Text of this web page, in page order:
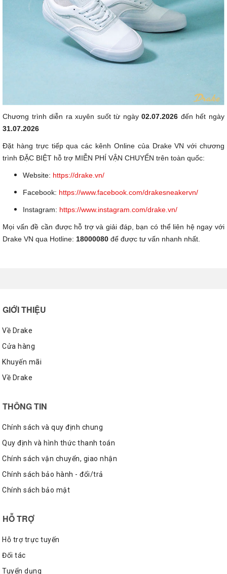
Chương trình diễn ra xuyên suốt từ ngày02.07.2026 đến hết ngày
31.07.2026
Đặt hàng trực tiếp qua các kênh Online của Drake VN với chương
trình ĐẶC BIỆT hỗ trợ MIỄN PHÍ VẬN CHUYỂN trên toàn quốc:
Website: https://drake.vn/
Facebook: https://www.facebook.com/drakesneakervn/
Instagram: https://www.instagram.com/drake.vn/
Mọi vấn đề cần được hỗ trợ và giải đáp, bạn có thể liên hệ ngay với
Drake VN qua Hotline: 18000080 để được tư vấn nhanh nhất.
GIỚI THIỆU
Về Drake
Cửa hàng
Khuyến mãi
Về Drake
THÔNG TIN
Chính sách và quy định chung
Quy định và hình thức thanh toán
Chính sách vận chuyển, giao nhận
Chính sách bảo hành - đổi/trả
Chính sách bảo mật
HỖ TRỢ
Hỗ trợ trực tuyến
Đối tác
Tuyển dụng